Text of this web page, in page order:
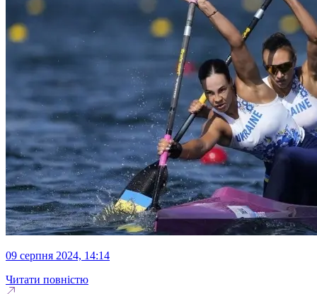
09 серпня 2024, 14:14
Читати повністю